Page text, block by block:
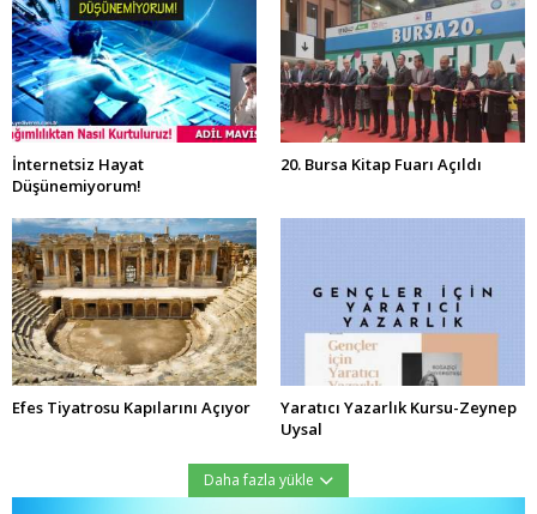
İnternetsiz Hayat
Düşünemiyorum!
20. Bursa Kitap Fuarı Açıldı
Efes Tiyatrosu Kapılarını Açıyor
Yaratıcı Yazarlık Kursu-Zeynep
Uysal
Daha fazla yükle